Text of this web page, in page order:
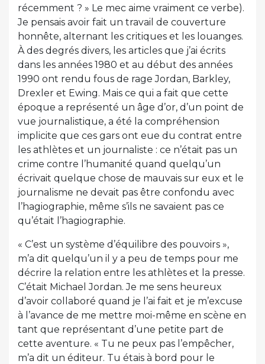
récemment ? » Le mec aime vraiment ce verbe).
Je pensais avoir fait un travail de couverture
honnête, alternant les critiques et les louanges.
À des degrés divers, les articles que j’ai écrits
dans les années 1980 et au début des années
1990 ont rendu fous de rage Jordan, Barkley,
Drexler et Ewing. Mais ce qui a fait que cette
époque a représenté un âge d’or, d’un point de
vue journalistique, a été la compréhension
implicite que ces gars ont eue du contrat entre
les athlètes et un journaliste : ce n’était pas un
crime contre l’humanité quand quelqu’un
écrivait quelque chose de mauvais sur eux et le
journalisme ne devait pas être confondu avec
l’hagiographie, même s’ils ne savaient pas ce
qu’était l’hagiographie.
« C’est un système d’équilibre des pouvoirs »,
m’a dit quelqu’un il y a peu de temps pour me
décrire la relation entre les athlètes et la presse.
C’était Michael Jordan. Je me sens heureux
d’avoir collaboré quand je l’ai fait et je m’excuse
à l’avance de me mettre moi-même en scène en
tant que représentant d’une petite part de
cette aventure. « Tu ne peux pas l’empêcher,
m’a dit un éditeur. Tu étais à bord pour le